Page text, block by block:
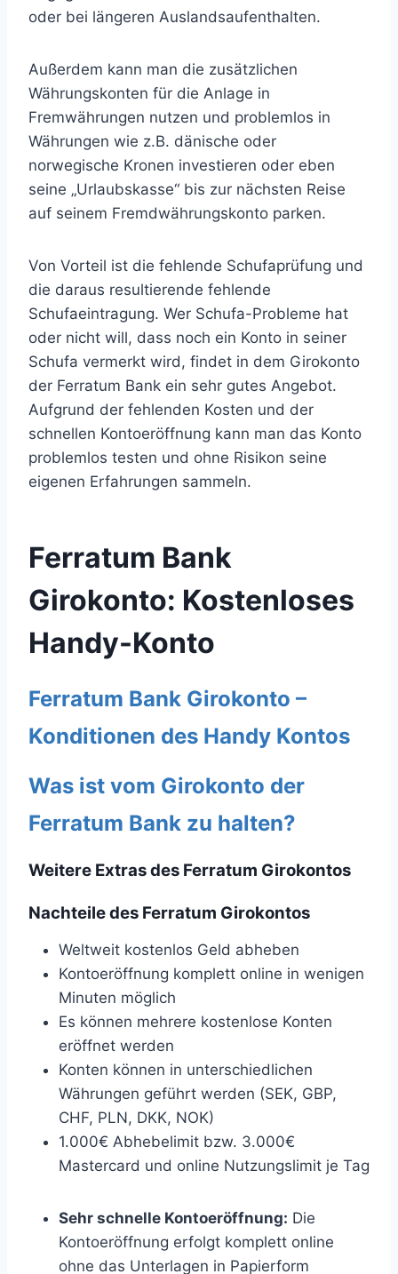
oder bei längeren Auslandsaufenthalten.
Außerdem kann man die zusätzlichen
Währungskonten für die Anlage in
Fremwährungen nutzen und problemlos in
Währungen wie z.B. dänische oder
norwegische Kronen investieren oder eben
seine „Urlaubskasse“ bis zur nächsten Reise
auf seinem Fremdwährungskonto parken.
Von Vorteil ist die fehlende Schufaprüfung und
die daraus resultierende fehlende
Schufaeintragung. Wer Schufa-Probleme hat
oder nicht will, dass noch ein Konto in seiner
Schufa vermerkt wird, findet in dem Girokonto
der Ferratum Bank ein sehr gutes Angebot.
Aufgrund der fehlenden Kosten und der
schnellen Kontoeröffnung kann man das Konto
problemlos testen und ohne Risikon seine
eigenen Erfahrungen sammeln.
Ferratum Bank
Girokonto: Kostenloses
Handy-Konto
Ferratum Bank Girokonto –
Konditionen des Handy Kontos
Was ist vom Girokonto der
Ferratum Bank zu halten?
Weitere Extras des Ferratum Girokontos
Nachteile des Ferratum Girokontos
Weltweit kostenlos Geld abheben
Kontoeröffnung komplett online in wenigen
Minuten möglich
Es können mehrere kostenlose Konten
eröffnet werden
Konten können in unterschiedlichen
Währungen geführt werden (SEK, GBP,
CHF, PLN, DKK, NOK)
1.000€ Abhebelimit bzw. 3.000€
Mastercard und online Nutzungslimit je Tag
Sehr schnelle Kontoeröffnung: Die
Kontoeröffnung erfolgt komplett online
ohne das Unterlagen in Papierform